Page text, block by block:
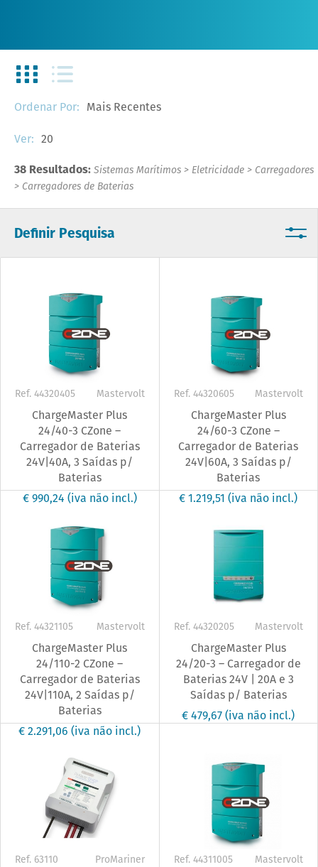
Definir Pesquisa
Ordenar Por: Mais Recentes
Ver: 20
38 Resultados: Sistemas Marítimos > Eletricidade > Carregadores
> Carregadores de Baterias
Ref. 44320405 Mastervolt
ChargeMaster Plus
24/40-3 CZone –
Carregador de Baterias
24V|40A, 3 Saídas p/
Baterias
€ 990,24 (iva não incl.)
Ref. 44320605 Mastervolt
ChargeMaster Plus
24/60-3 CZone –
Carregador de Baterias
24V|60A, 3 Saídas p/
Baterias
€ 1.219,51(iva não incl.)
Ref. 44321105 Mastervolt
ChargeMaster Plus
24/110-2 CZone –
Carregador de Baterias
24V|110A, 2 Saídas p/
Baterias
€ 2.291,06(iva não incl.)
Ref. 44320205 Mastervolt
ChargeMaster Plus
24/20-3 – Carregador de
Baterias 24V | 20A e 3
Saídas p/ Baterias
€ 479,67(iva não incl.)
Ref. 63110 ProMariner Ref. 44311005 Mastervolt